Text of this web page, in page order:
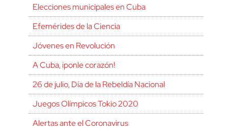
Elecciones municipales en Cuba
Efemérides de la Ciencia
Jóvenes en Revolución
A Cuba, ¡ponle corazón!
26 de julio, Día de la Rebeldía Nacional
Juegos Olímpicos Tokio 2020
Alertas ante el Coronavirus